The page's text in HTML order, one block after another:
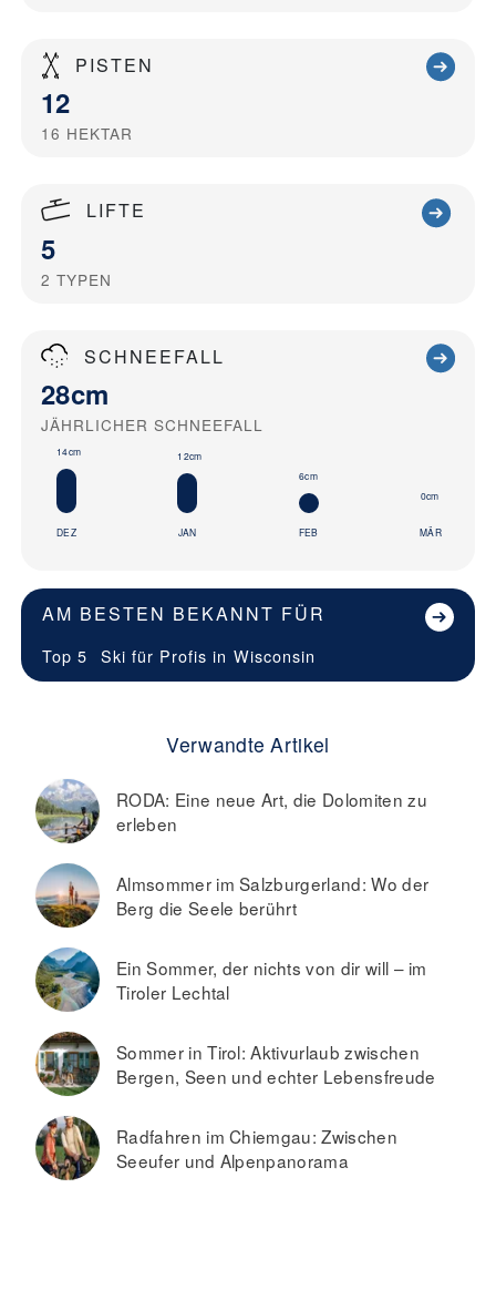
PISTEN
12
16 HEKTAR
LIFTE
5
2 TYPEN
SCHNEEFALL
28cm
JÄHRLICHER SCHNEEFALL
14cm
DEZ
12cm
JAN
6cm
FEB
0cm
MÄR
AM BESTEN BEKANNT FÜR
Top 5 Ski für Profis in Wisconsin
Verwandte Artikel
RODA: Eine neue Art, die Dolomiten zu
erleben
Almsommer im Salzburgerland: Wo der
Berg die Seele berührt
Ein Sommer, der nichts von dir will – im
Tiroler Lechtal
Sommer in Tirol: Aktivurlaub zwischen
Bergen, Seen und echter Lebensfreude
Radfahren im Chiemgau: Zwischen
Seeufer und Alpenpanorama